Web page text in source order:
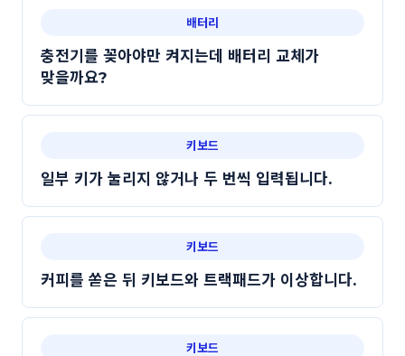
배터리
충전기를 꽂아야만 켜지는데 배터리 교체가
맞을까요?
키보드
일부 키가 눌리지 않거나 두 번씩 입력됩니다.
키보드
커피를 쏟은 뒤 키보드와 트랙패드가 이상합니다.
키보드